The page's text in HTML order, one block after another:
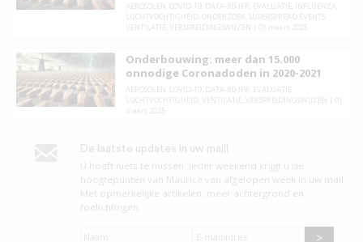
AEROSOLEN COVID-19, DATA-R0-IFR EVALUATIE INFLUENZA
LUCHTVOCHTIGHEID, ONDERZOEK SUPERSPREAD EVENTS,
VENTILATIE
VERSPREIDINGSWIJZEN 01 maart 2025
Onderbouwing: meer dan 15.000
onnodige Coronadoden in 2020-2021
AEROSOLEN COVID-19, DATA-R0-IFR EVALUATIE
LUCHTVOCHTIGHEID, VENTILATIE VERSPREIDINGSWIJZEN
01
maart 2025
De laatste updates in uw mail!
U hoeft niets te missen. leder weekend krijgt u de
hoogtepunten van Maurice van afgelopen week in uw mail.
Met opmerkelijke artikelen, meer achtergrond en
toelichtingen.
Naam
E-